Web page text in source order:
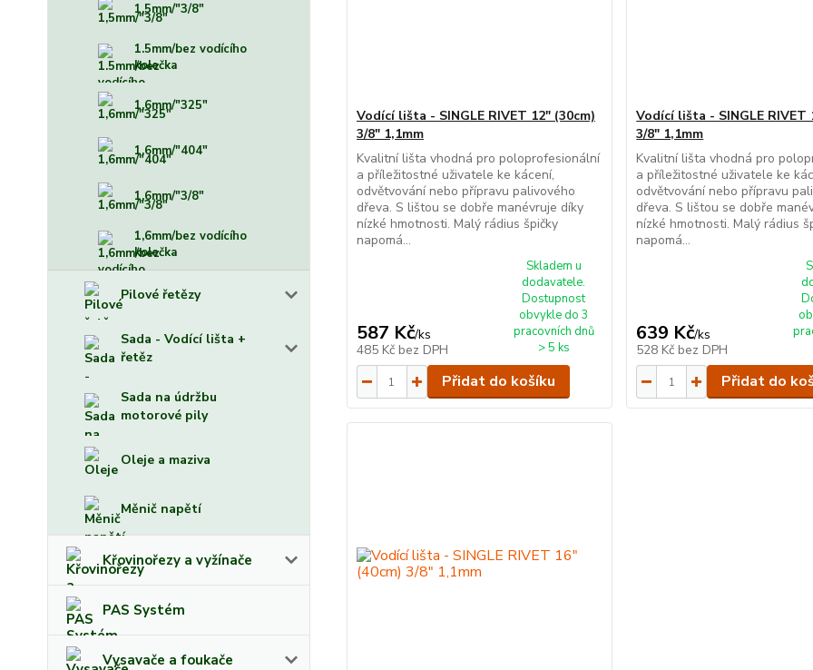
1,5mm/"3/8"
1.5mm/bez vodícího
kolečka
1,6mm/"325"
1,6mm/"404"
1,6mm/"3/8"
1,6mm/bez vodícího
kolečka
Pilové řetězy
Sada - Vodící lišta +
řetěz
Sada na údržbu
motorové pily
Oleje a maziva
Měnič napětí
Křovinořezy a vyžínače
PAS Systém
Vysavače a foukače
Vodící lišta - SINGLE RIVET 12" (30cm)
3/8" 1,1mm
Kvalitní lišta vhodná pro poloprofesionální
a příležitostné uživatele ke kácení,
odvětvování nebo přípravu palivového
dřeva. S lištou se dobře manévruje díky
nízké hmotnosti. Malý rádius špičky
napomá...
587 Kč/ks
485 Kč bez DPH
Skladem u
dodavatele.
Dostupnost
obvykle do 3
pracovních dnů
> 5 ks
Přidat do košíku
Vodící lišta - SINGLE RIVET
3/8" 1,1mm
Kvalitní lišta vhodná pro
a příležitostné uživatele ke
odvětvování nebo přípravu
dřeva. S lištou se dobře
nízké hmotnosti. Malý rádius
napomá...
639 Kč/ks
528 Kč bez DPH
Přidat do